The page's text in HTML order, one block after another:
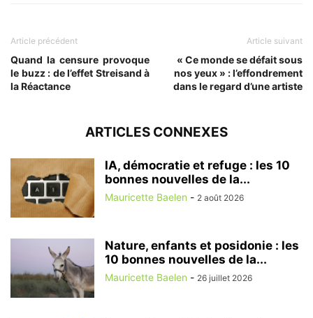
Article précédent
Quand la censure provoque
le buzz : de l’effet Streisand à
la Réactance
Article suivant
« Ce monde se défait sous
nos yeux » : l’effondrement
dans le regard d’une artiste
ARTICLES CONNEXES
IA, démocratie et refuge : les 10
bonnes nouvelles de la...
Mauricette Baelen - 2 août 2026
Nature, enfants et posidonie : les
10 bonnes nouvelles de la...
Mauricette Baelen - 26 juillet 2026